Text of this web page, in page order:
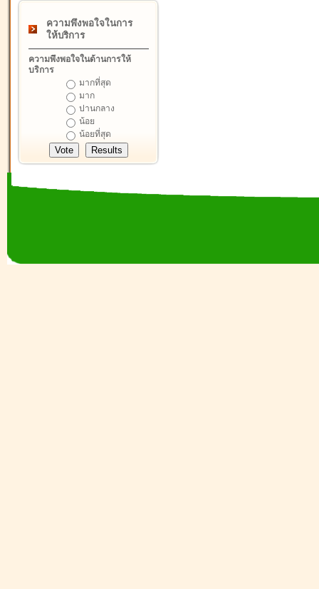
ความพึงพอใจในการ
ให้บริการ
ความพึงพอใจในด้านการให้
บริการ
มากที่สุด
มาก
ปานกลาง
น้อย
น้อยที่สุด